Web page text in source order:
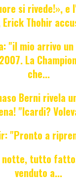
si rivede!», e
Thohir
"il mio arrivo
La
che...
Berni rivela
"Icardi?
"Pronto a
notte, tutto
venduto a...